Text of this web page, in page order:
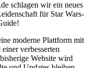
schlagen wir ein neues
für Star Wars-
moderne Plattform mit
verbesserten
Website wird